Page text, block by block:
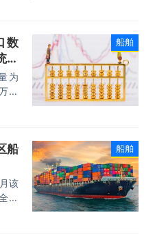
捕
渔
障
数
计
为
美
船舶
船
该
区
船舶